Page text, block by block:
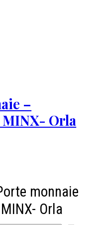
–
MINX- Orla
monnaie
Orla